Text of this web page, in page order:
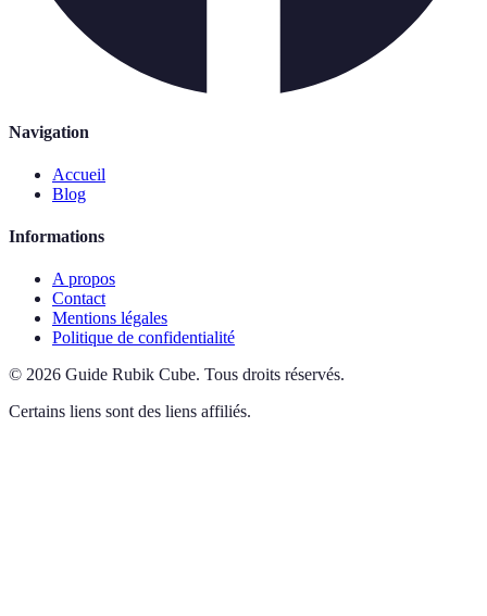
Navigation
Accueil
Blog
Informations
A propos
Contact
Mentions légales
Politique de confidentialité
© 2026 Guide Rubik Cube. Tous droits réservés.
Certains liens sont des liens affiliés.